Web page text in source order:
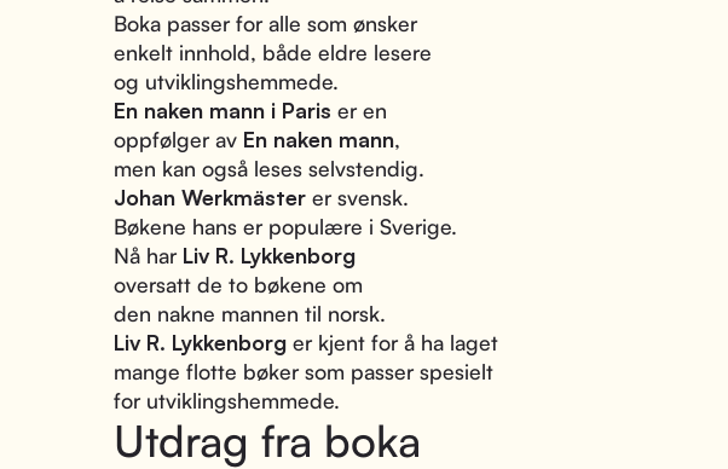
Boka passer for alle som ønsker
enkelt innhold, både eldre lesere
og utviklingshemmede.
En naken mann i Paris er en
oppfølger av En naken mann,
men kan også leses selvstendig.
Johan Werkmäster er svensk.
Bøkene hans er populære i Sverige.
Nå har Liv R. Lykkenborg
oversatt de to bøkene om
den nakne mannen til norsk.
Liv R. Lykkenborg er kjent for å ha laget
mange flotte bøker som passer spesielt
for utviklingshemmede.
Utdrag fra boka